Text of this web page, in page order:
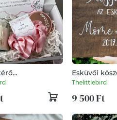
egyedi
- fehér-
Esküvői
Thelittlebird
9 500 Ft